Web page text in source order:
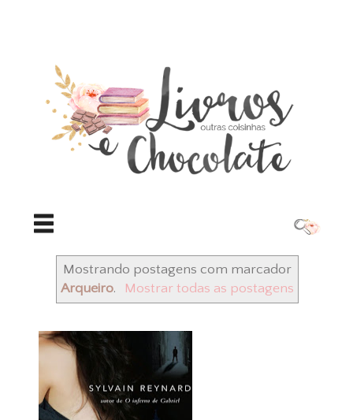
Mostrando postagens com marcador
Arqueiro. Mostrar todas as postagens